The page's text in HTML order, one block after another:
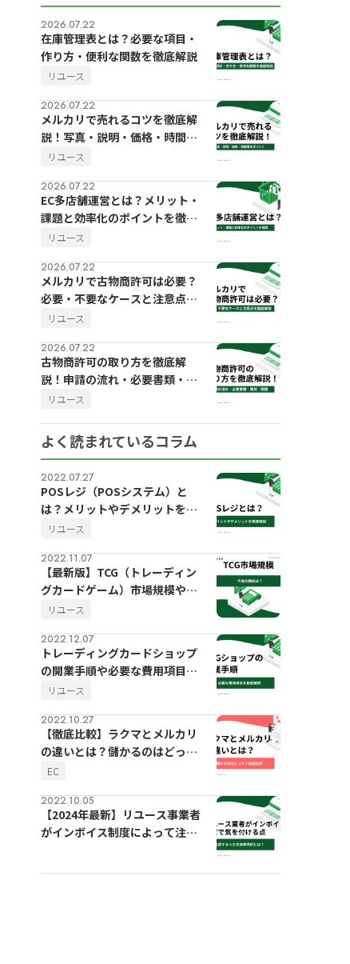
2026.07.22
在庫管理表とは？必要な項目・
作り方・便利な関数を徹底解説
リユース
2026.07.22
メルカリで売れるコツを徹底解
説！写真・説明・価格・時間帯
のポイント
リユース
2026.07.22
EC多店舗運営とは？メリット・
課題と効率化のポイントを徹底
解説
リユース
2026.07.22
メルカリで古物商許可は必要？
必要・不要なケースと注意点を
徹底解説
リユース
2026.07.22
古物商許可の取り方を徹底解
説！申請の流れ・必要書類・費
用・期間
リユース
よく読まれているコラム
2022.07.27
POSレジ（POSシステム）と
は？メリットやデメリットを徹
底解説
リユース
2022.11.07
【最新版】TCG（トレーディン
グカードゲーム）市場規模や今
後の動向
リユース
2022.12.07
トレーディングカードショップ
の開業手順や必要な費用項目を
徹底解説
リユース
2022.10.27
【徹底比較】ラクマとメルカリ
の違いとは？儲かるのはどっ
ち？
EC
2022.10.05
【2024年最新】リユース事業者
がインボイス制度によって注意